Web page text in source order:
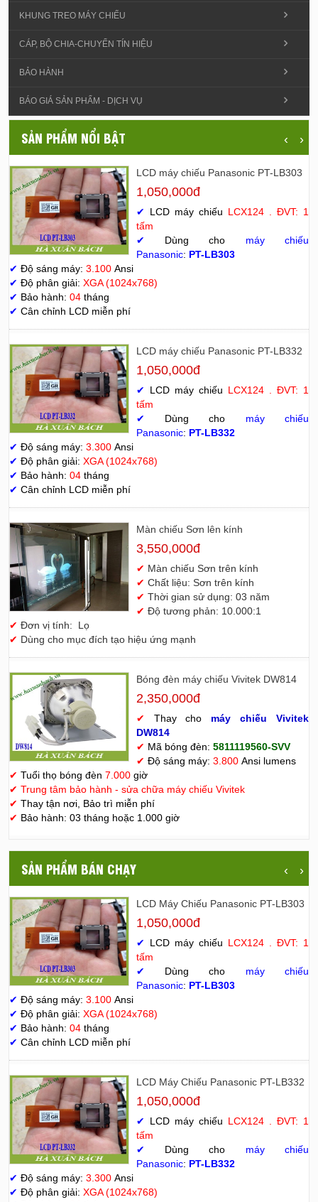
KHUNG TREO MÁY CHIẾU
CÁP, BỘ CHIA-CHUYỂN TÍN HIỆU
BẢO HÀNH
BÁO GIÁ SẢN PHẨM - DỊCH VỤ
SẢN PHẨM NỔI BẬT ‹ ›
LCD máy chiếu Panasonic PT-LB303
1,050,000đ
✔ LCD máy chiếu LCX124 . ĐVT: 1
tấm
✔
Dùng cho máy chiếu
Panasonic: PT-LB303
✔ Độ sáng máy: 3.100 Ansi
✔ Độ phân giải: XGA (1024x768)
✔ Bảo hành: 04 tháng
✔ Cân chỉnh LCD miễn phí
LCD máy chiếu Panasonic PT-LB332
1,050,000đ
✔ LCD máy chiếu LCX124 . ĐVT: 1
tấm
✔
Dùng cho máy chiếu
Panasonic: PT-LB332
✔ Độ sáng máy: 3.300 Ansi
✔ Độ phân giải: XGA (1024x768)
✔ Bảo hành: 04 tháng
✔ Cân chỉnh LCD miễn phí
Màn chiếu Sơn lên kính
3,550,000đ
✔ Màn chiếu Sơn trên kính
✔ Chất liệu: Sơn trên kính
✔ Thời gian sử dụng: 03 năm
✔ Độ tương phản: 10.000:1
✔ Đơn vị tính: Lọ
✔ Dùng cho mục đích tạo hiệu ứng mạnh
Bóng đèn máy chiếu Vivitek DW814
2,350,000đ
✔ Thay cho máy chiếu Vivitek
DW814
✔ Mã bóng đèn: 5811119560-SVV
✔ Độ sáng máy: 3.800Ansi lumens
✔ Tuổi thọ bóng đèn 7.000 giờ
✔ Trung tâm bảo hành - sửa chữa máy chiếu Vivitek
✔ Thay tận nơi, Bảo trì miễn phí
✔ Bảo hành: 03 tháng hoặc 1.000 giờ
SẢN PHẨM BÁN CHẠY ‹ ›
LCD Máy Chiếu Panasonic PT-LB303
1,050,000đ
✔ LCD máy chiếu LCX124 . ĐVT: 1
tấm
✔
Dùng cho máy chiếu
Panasonic: PT-LB303
✔ Độ sáng máy: 3.100 Ansi
✔ Độ phân giải: XGA (1024x768)
✔ Bảo hành: 04 tháng
✔ Cân chỉnh LCD miễn phí
LCD Máy Chiếu Panasonic PT-LB332
1,050,000đ
✔ LCD máy chiếu LCX124 . ĐVT: 1
tấm
✔
Dùng cho máy chiếu
Panasonic: PT-LB332
✔ Độ sáng máy: 3.300 Ansi
✔ Độ phân giải: XGA (1024x768)